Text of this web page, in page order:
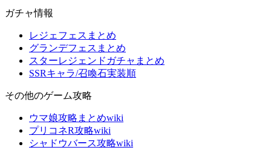
ガチャ情報
レジェフェスまとめ
グランデフェスまとめ
スターレジェンドガチャまとめ
SSRキャラ/召喚石実装順
その他のゲーム攻略
ウマ娘攻略まとめwiki
プリコネR攻略wiki
シャドウバース攻略wiki